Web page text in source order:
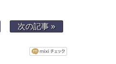
次の記事 »